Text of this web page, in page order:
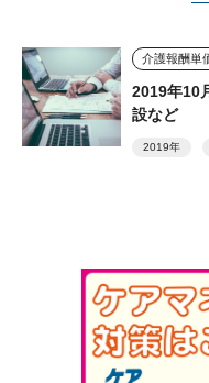
介護報酬単
2019年
設など
2019年